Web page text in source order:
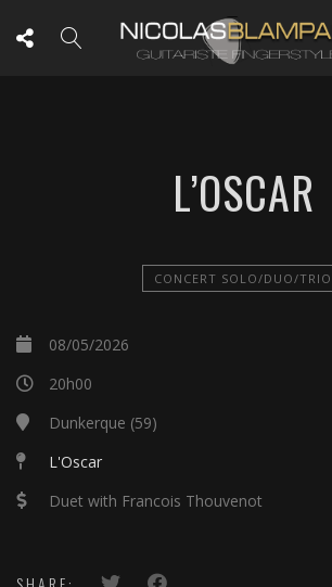
L’OSCAR
CONCERT SOLO/DUO/TRIO
08/05/2026
20h00
Dunkerque (59)
L'Oscar
Duet with Francois Thouvenot